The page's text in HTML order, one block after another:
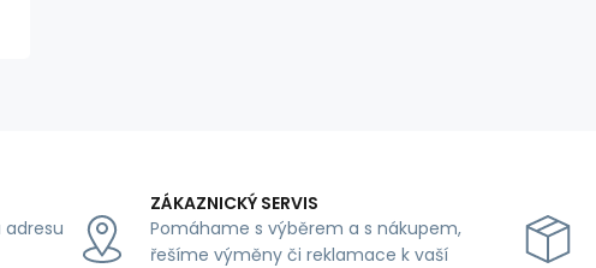
ZÁKAZNICKÝ SERVIS
Pomáhame s výběrem a s nákupem,
řešíme výměny či reklamace k vaší